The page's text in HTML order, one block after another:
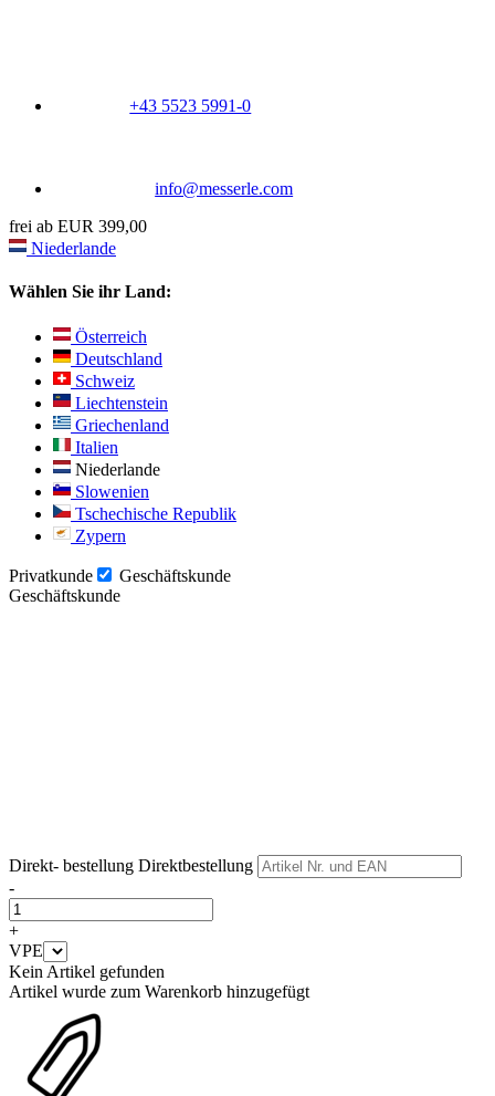
+43 5523 5991-0
info@messerle.com
frei ab EUR 399,00
Niederlande
Wählen Sie ihr Land:
Österreich
Deutschland
Schweiz
Liechtenstein
Griechenland
Italien
Niederlande
Slowenien
Tschechische Republik
Zypern
Privatkunde
Geschäftskunde
Geschäftskunde
Direkt- bestellung Direktbestellung
-
+
VPE
Kein Artikel gefunden
Artikel wurde zum Warenkorb hinzugefügt